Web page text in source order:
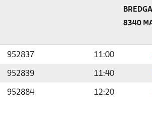
8340
952837 11:00
952839 11:40
952884 12:20